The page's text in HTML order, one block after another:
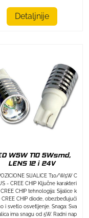
Detaljnije
W5W T10 5Wsmd,
LENS 12 i 24V
SIJALICE T10/W5W C
- CREE CHIP Ključne karakteri
CHIP tehnologija: Sijalice k
CHIP diode, obezbeđujući
i svetlo osvetljenje. Snaga: Sva
ima snagu od 5W. Radni nap